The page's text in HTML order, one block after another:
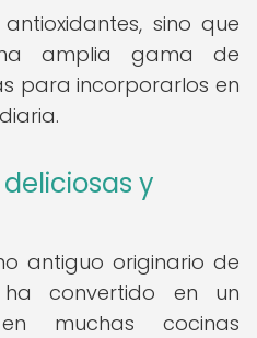
sino que
amplia gama de
para incorporarlos en
y
antiguo originario de
convertido en un
muchas cocinas